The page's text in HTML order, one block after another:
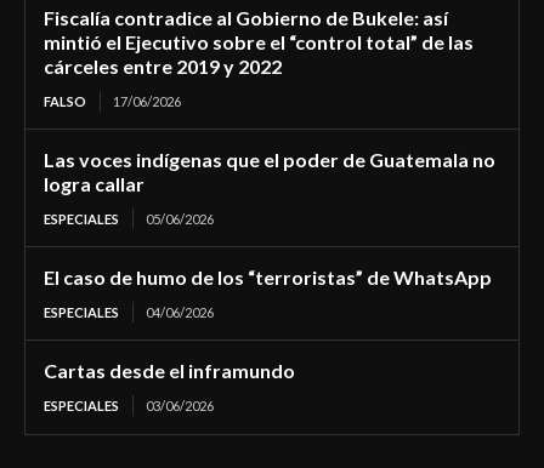
Fiscalía contradice al Gobierno de Bukele: así
mintió el Ejecutivo sobre el “control total” de las
cárceles entre 2019 y 2022
FALSO 17/06/2026
Las voces indígenas que el poder de Guatemala no
logra callar
ESPECIALES 05/06/2026
El caso de humo de los “terroristas” de WhatsApp
ESPECIALES 04/06/2026
Cartas desde el inframundo
ESPECIALES 03/06/2026